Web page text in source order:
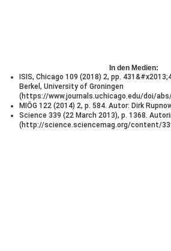
In den Medien:
ISIS, Chicago 109 (2018) 2, pp.
Berkel, University of Groningen
(https://www.journals.uchicago.edu/doi/
MIÖG 122 (2014) 2, p. 584. Autor: Dirk
Science 339 (22 March 2013), p. 1368.
(http://science.sciencemag.org/content/